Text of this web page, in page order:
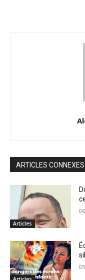
ARTICLES CONNEXES
Articles